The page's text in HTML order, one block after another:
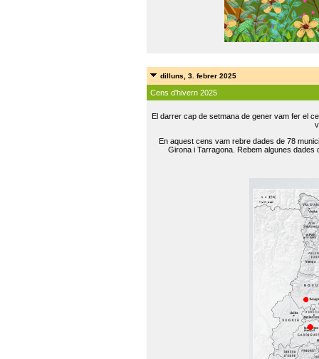
dilluns, 3. febrer 2025
Cens d'hivern 2025
El darrer cap de setmana de gener vam fer el
En aquest cens vam rebre dades de 78
Girona i Tarragona. Rebem algunes